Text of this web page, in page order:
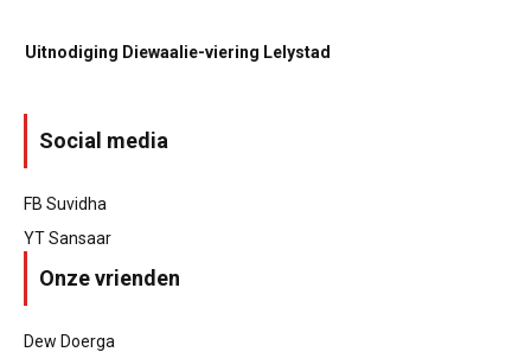
Uitnodiging Diewaalie-viering Lelystad
Social media
FB Suvidha
YT Sansaar
Onze vrienden
Dew Doerga